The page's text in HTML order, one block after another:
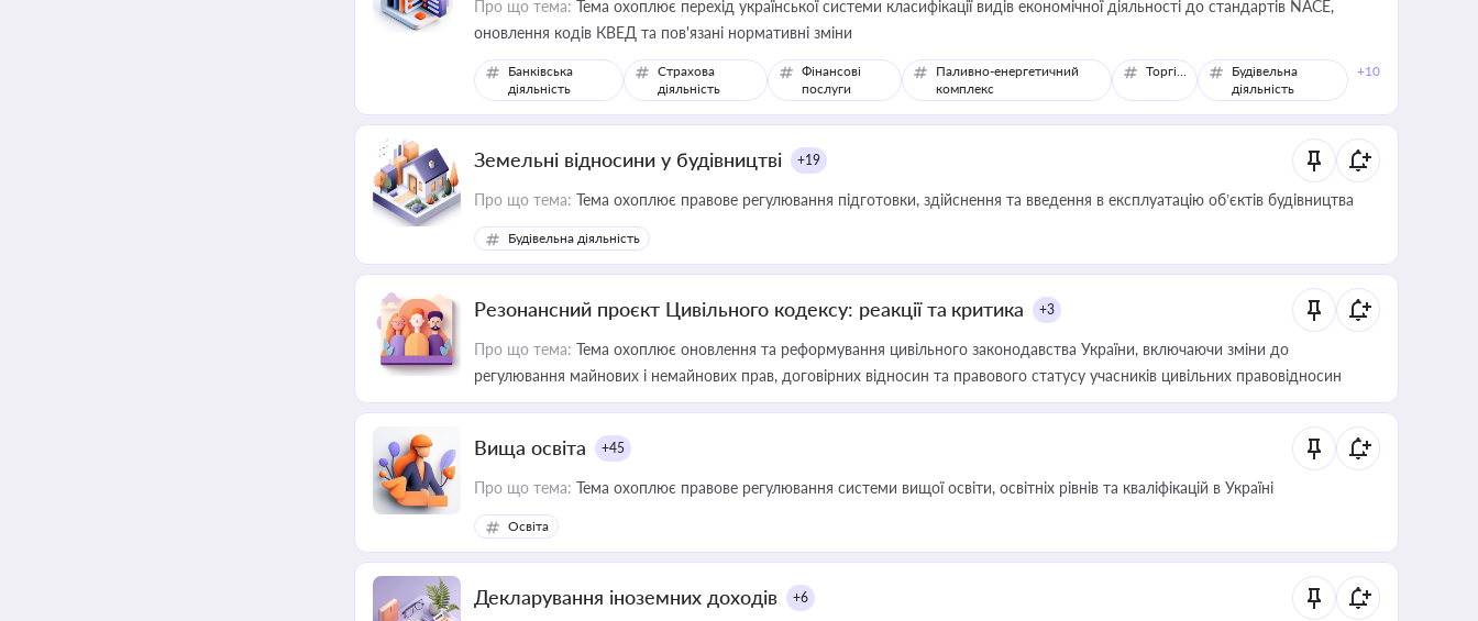
Про що тема: Тема охоплює перехід української системи класифікації видів економічної діяльності до стандартів NACE,
оновлення кодів КВЕД та пов'язані нормативні зміни
Банківська
діяльність
Страхова
діяльність
Фінансові
послуги
Паливно-енергетичний
комплекс
Торгівля
Будівельна
діяльність
+10
Земельні відносини у будівництві +19
Про що тема: Тема охоплює правове регулювання підготовки, здійснення та введення в експлуатацію об’єктів будівництва
Будівельна діяльність
Резонансний проєкт Цивільного кодексу: реакції та критика +3
Про що тема: Тема охоплює оновлення та реформування цивільного законодавства України, включаючи зміни до
регулювання майнових і немайнових прав, договірних відносин та правового статусу учасників цивільних правовідносин
Вища освіта +45
Про що тема: Тема охоплює правове регулювання системи вищої освіти, освітніх рівнів та кваліфікацій в Україні
Освіта
Декларування іноземних доходів +6